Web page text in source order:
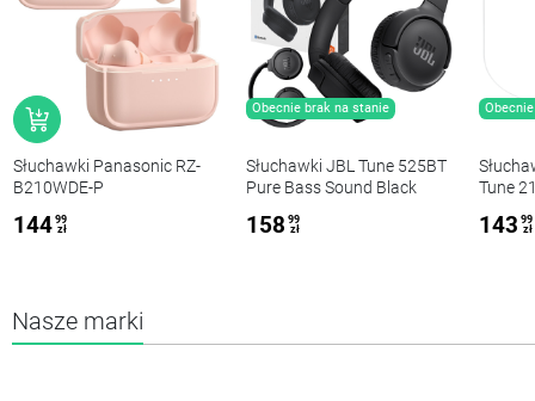
Słuchawki Panasonic RZ-
B210WDE-P
144 99
zł
Obecnie brak na stanie
Słuchawki JBL Tune 525BT
Pure Bass Sound Black
158 99
zł
Tune
143 99
zł
Nasze marki